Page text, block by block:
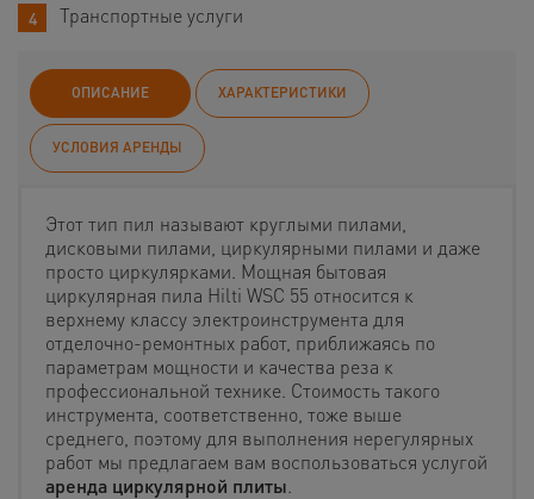
Транспортные услуги
ОПИСАНИЕ ХАРАКТЕРИСТИКИ
УСЛОВИЯ АРЕНДЫ
Этот тип пил называют круглыми пилами,
дисковыми пилами, циркулярными пилами и даже
просто циркулярками. Мощная бытовая
циркулярная пила Hilti WSC 55 относится к
верхнему классу электроинструмента для
отделочно-ремонтных работ, приближаясь по
параметрам мощности и качества реза к
профессиональной технике. Стоимость такого
инструмента, соответственно, тоже выше
среднего, поэтому для выполнения нерегулярных
работ мы предлагаем вам воспользоваться услугой
аренда циркулярной плиты